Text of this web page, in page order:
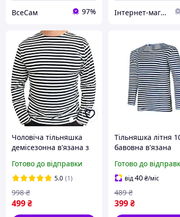
ВсеСам 97% Інтернет-магазин "Мілітарка Воєнторг"
Чоловіча тільняшка
демісезонна в'язана з
синя смуга ВМФ (ГОСТ
25904-83) Бавовна
100%
Готово до відправки
5.0 (1)
499₴
998 ₴
Тільняшка літня
бавовна в'язана
морська, флотська)
Уцінка
Готово до
від40 ₴/міс
399 ₴
489 ₴